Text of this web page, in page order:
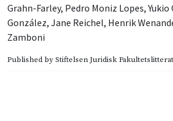
Grahn-Farley, Pedro Moniz Lopes,Yukio
González, Jane Reichel, Henrik
Zamboni
Published byStiftelsen Juridisk